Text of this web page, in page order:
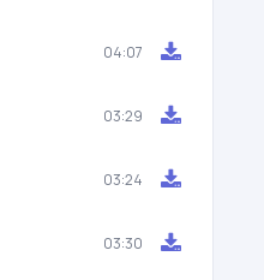
04:07
03:29
03:24
03:30